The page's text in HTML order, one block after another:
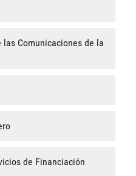
Comunicaciones de la
de Financiación